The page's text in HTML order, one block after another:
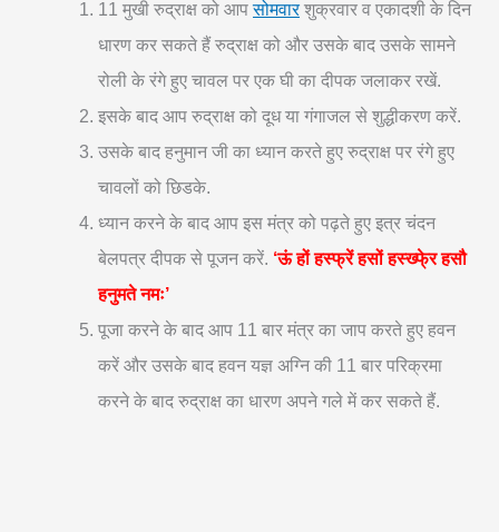
11 मुखी रुद्राक्ष को आपसोमवारशुक्रवार व एकादशी के दिन
धारण कर सकते हैं रुद्राक्ष को और उसके बाद उसके सामने
रोली के रंगे हुए चावल पर एक घी का दीपक जलाकर रखें.
इसके बाद आप रुद्राक्ष को दूध या गंगाजल से शुद्धीकरण करें.
उसके बाद हनुमान जी का ध्यान करते हुए रुद्राक्ष पर रंगे हुए
चावलों को छिडके.
ध्यान करने के बाद आप इस मंत्र को पढ़ते हुए इत्र चंदन
बेलपत्र दीपक से पूजन करें. ‘ऊं हों हस्फ्रें हसों हस्ख्फे्र हसौ
हनुमते नमः’
पूजा करने के बाद आप 11 बार मंत्र का जाप करते हुए हवन
करें और उसके बाद हवन यज्ञ अग्नि की 11 बार परिक्रमा
करने के बाद रुद्राक्ष का धारण अपने गले में कर सकते हैं.